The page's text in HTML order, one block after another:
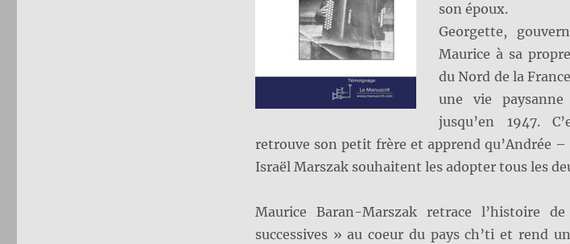
son époux.
Georgette,
Maurice à sa
du Nord de la
une vie paysanne
jusqu’en 1947.
retrouve son petit frère et apprend qu’Andrée
Israël Marszak souhaitent les adopter tous les
Maurice Baran-Marszak retrace l’histoire
successives » au coeur du pays ch’ti et rend